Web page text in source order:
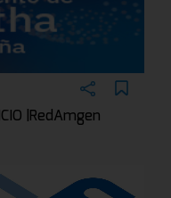
|RedAmgen